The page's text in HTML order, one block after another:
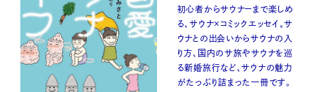
初心者からサウナーまで楽しめ
る、サウナ×コミックエッセイ。サ
ウナとの出会いからサウナの入
り方、国内のサ旅やサウナを巡
る新婚旅行など、サウナの魅力
がたっぷり詰まった一冊です。